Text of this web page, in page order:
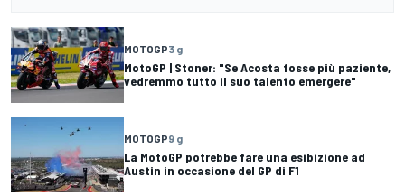
MOTOGP3 g
MotoGP | Stoner: "Se Acosta fosse più paziente,
vedremmo tutto il suo talento emergere"
MOTOGP9 g
La MotoGP potrebbe fare una esibizione ad
Austin in occasione del GP di F1